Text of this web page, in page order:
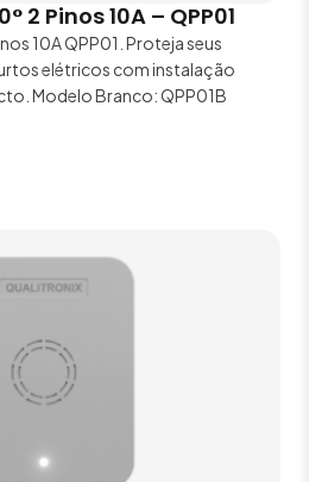
2 Pinos 10A – QPP01
10A QPP01. Proteja seus
elétricos com instalação
Modelo Branco: QPP01B